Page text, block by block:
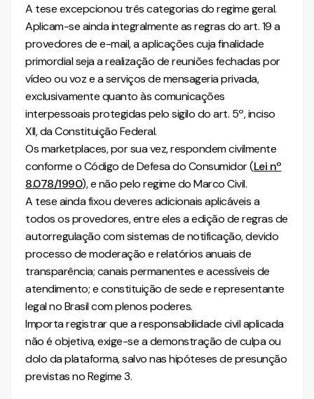
A tese excepcionou três categorias do regime geral.
Aplicam-se ainda integralmente as regras do art. 19 a
provedores de e-mail, a aplicações cuja finalidade
primordial seja a realização de reuniões fechadas por
vídeo ou voz e a serviços de mensageria privada,
exclusivamente quanto às comunicações
interpessoais protegidas pelo sigilo do art. 5º, inciso
XII, da Constituição Federal.
Os marketplaces, por sua vez, respondem civilmente
conforme o Código de Defesa do Consumidor (Lei nº
8.078/1990), e não pelo regime do Marco Civil.
A tese ainda fixou deveres adicionais aplicáveis a
todos os provedores, entre eles a edição de regras de
autorregulação com sistemas de notificação, devido
processo de moderação e relatórios anuais de
transparência; canais permanentes e acessíveis de
atendimento; e constituição de sede e representante
legal no Brasil com plenos poderes.
Importa registrar que a responsabilidade civil aplicada
não é objetiva, exige-se a demonstração de culpa ou
dolo da plataforma, salvo nas hipóteses de presunção
previstas no Regime 3.